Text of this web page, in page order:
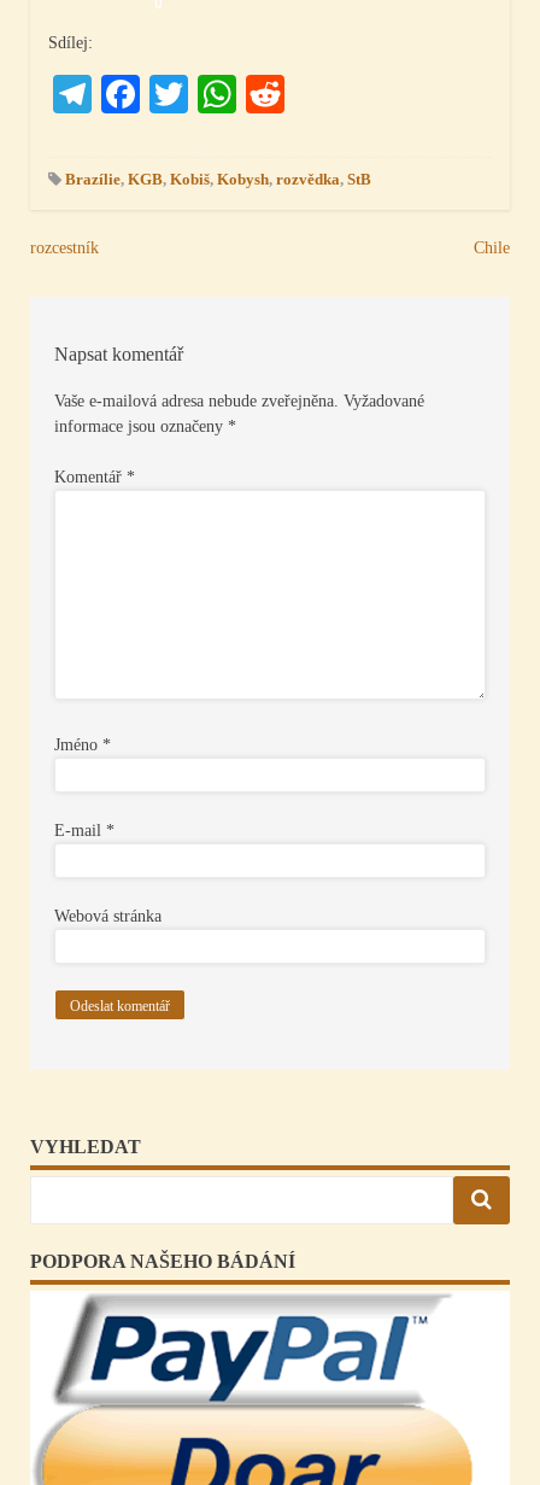
Sdílej:
Telegram
Facebook
TwitterWhatsApp
Brazílie, KGB, Kobiš, Kobysh, rozvědka, StB
Navigace
rozcestník Chile
Napsat komentář
Vaše e-mailová adresa nebude zveřejněna. Vyžadované
informace jsou označeny *
Komentář *
Jméno *
E-mail *
Webová stránka
VYHLEDAT
PODPORA NAŠEHO BÁDÁNÍ